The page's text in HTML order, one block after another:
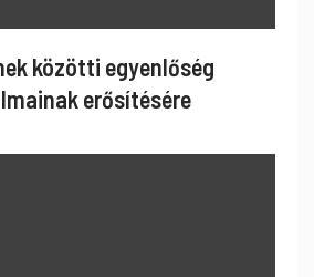
közötti egyenlőség
erősítésére